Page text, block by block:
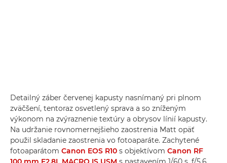
Detailný záber červenej kapusty nasnímaný pri plnom
zväčšení, tentoraz osvetlený sprava a so zníženým
výkonom na zvýraznenie textúry a obrysov línií kapusty.
Na udržanie rovnomernejšieho zaostrenia Matt opäť
použil skladanie zaostrenia vo fotoaparáte. Zachytené
fotoaparátom Canon EOS R10 s objektívom Canon RF